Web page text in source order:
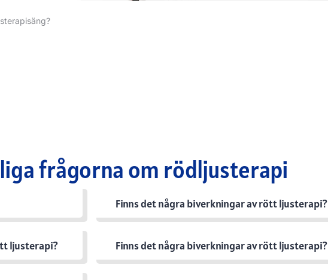
frågorna om rödljusterapi
Finns det några biverkningar av rött ljusterapi?
ljusterapi? Finns det några biverkningar av rött ljusterapi?